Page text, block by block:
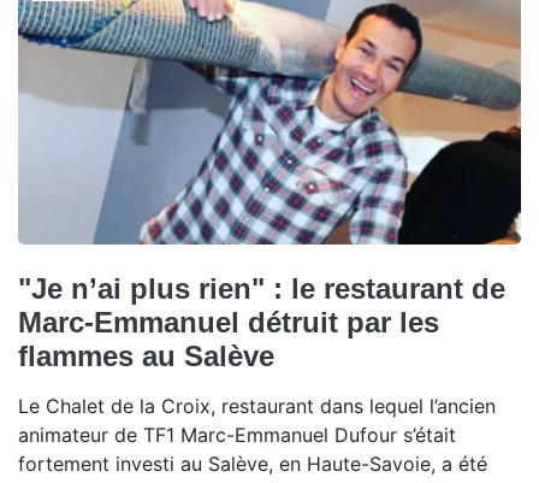
"Je n’ai plus rien" : le restaurant de
Marc-Emmanuel détruit par les
flammes au Salève
Le Chalet de la Croix, restaurant dans lequel l’ancien
animateur de TF1 Marc-Emmanuel Dufour s’était
fortement investi au Salève, en Haute-Savoie, a été